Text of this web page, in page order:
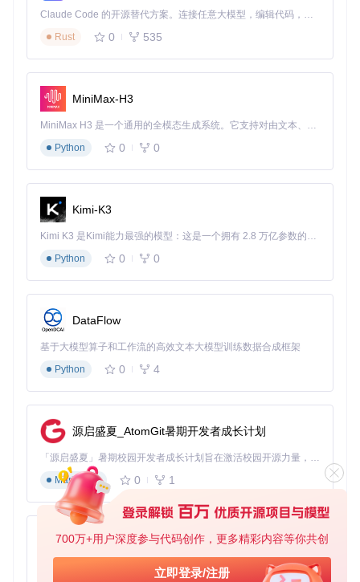
700万+用户深度参与代码创作，更多精彩内容等你共创
立即登录/注册
iMac 2013
iMac14,
2
Sonoma
需禁用部分
新功能
mini
i6,2
支持
MacB
ook Ai
2013
kAir6,2
Pro
2009
5,1
表：主要Mac系列的OCLP支持情况概览
价值：实践指南与长期维护
访问OCLP的型号支持页面，确认目标设备是否在支持
列表中
检查设备硬件配置，特别是显卡是否支持Metal API
使用系统报告工具收集硬件详细信息，便于后续问题排
查
环境准备
确保设备当前运行macOS 10.10或更高版本
准备至少16GB容量的USB闪存驱动器
确保有稳定的网络连接，用于下载系统安装文件
执行完整的数据备份，推荐使用Time Machine创建系统
快照
风险评估
Claude Code 的开源替代方案。连接任意大模型，编辑代码，运行命令，自动验证 — 全自动执行。用 Rust 构建，极致性能。 ｜ An open-source alternative to Claude Code. Connect any LLM, edit code, run commands, and verify changes — autonomously. Built in Rust for speed. Get Started
Rust
0 535
MiniMax-H3
MiniMax H3 是一个通用的全模态生成系统。它支持对由文本、图像、视频和音频组成的多模态上下文进行统一理解，并能生成分辨率高达 2K、时长可达 15 秒的带原生立体声音频的视频。得益于面向任务泛化的系统设计，H3 在预训练阶段就已具备广泛的多模态上下文理解与生成能力，能够出色地执行复杂的多模态指令。
Python
0 0
Kimi-K3
Kimi K3 是Kimi能力最强的模型：这是一个拥有 2.8 万亿参数的混合专家（MoE）模型，具备原生视觉理解能力，并支持 100 万 token 的上下文窗口。
Python
0 0
DataFlow
基于大模型算子和工作流的高效文本大模型训练数据合成框架
Python
0 4
源启盛夏_AtomGit暑期开发者成长计划
「源启盛夏」暑期校园开发者成长计划旨在激活校园开源力量，通过积分激励、认证扶持、资源倾斜等形式，引导高校组织和开发者完成「入驻 — 建项目 — 做贡献 — 获认证 — 得资源」的完整闭环。无论你是想带领社团入驻平台的组织者，还是希望用代码贡献证明自己的开发者，都能在这里找到属于你的成长路径。
Markdown
0 1
py-xiaozhi
基于Python的Xiaozhi AI，适用于想要完整Xiaozhi体验而无需拥有专用硬件的用户。